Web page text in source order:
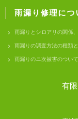
雨漏り修理につ
雨漏りとシロアリの関係
雨漏りの調査方法の種類
雨漏りのニ次被害のついて
有